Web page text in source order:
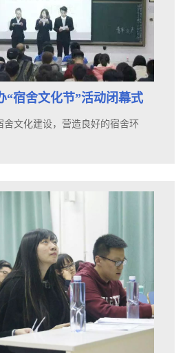
“宿舍文化节”活动闭幕式
舍文化建设，营造良好的宿舍环